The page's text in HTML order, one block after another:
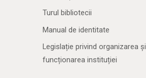
Turul bibliotecii
Manual de identitate
Legislație privind organizarea și
funcționarea instituției